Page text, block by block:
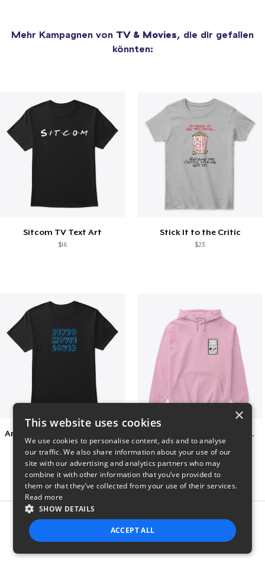
Mehr Kampagnen von TV & Movies, die dir gefallen
könnten:
Sitcom TV Text Art
$16
Stick It to the Critic
$23
Persian Cat watching Cats TV
Report this product
×
This website uses cookies
We use cookies to personalise content, ads and to analyse
our traffic. We also share information about your use of our
site with our advertising and analytics partners who may
combine it with other information that you’ve provided to
them or that they’ve collected from your use of their services.
Read more
SHOW DETAILS
ACCEPT ALL
STRICTLY NECESSARY PERFORMANCE